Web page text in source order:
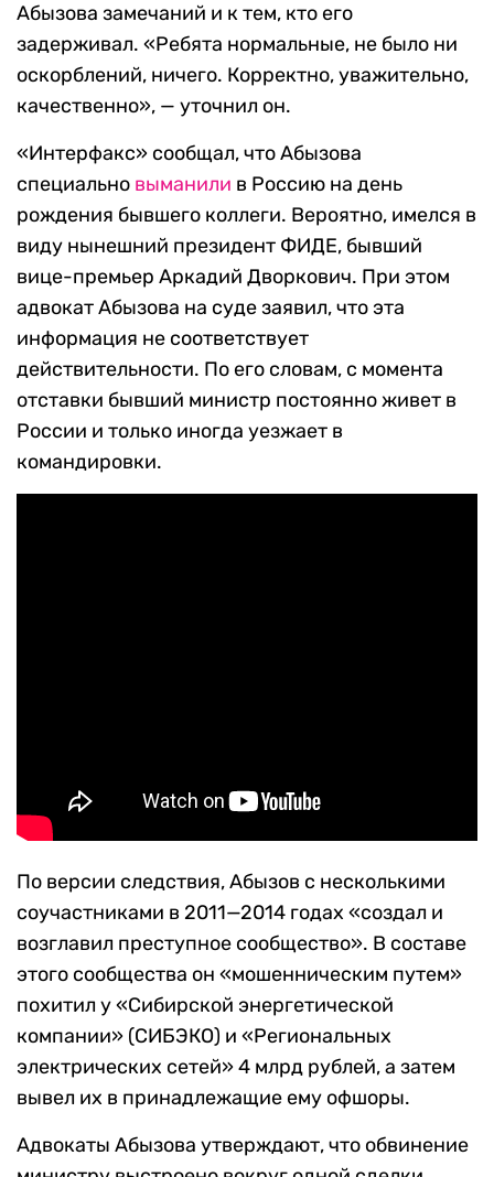
Абызова замечаний и к тем, кто его
задерживал. «Ребята нормальные, не было ни
оскорблений, ничего. Корректно, уважительно,
качественно», — уточнил он.
«Интерфакс» сообщал, что Абызова
специально выманили в Россию на день
рождения бывшего коллеги. Вероятно, имелся в
виду нынешний президент ФИДЕ, бывший
вице-премьер Аркадий Дворкович. При этом
адвокат Абызова на суде заявил, что эта
информация не соответствует
действительности. По его словам, с момента
отставки бывший министр постоянно живет в
России и только иногда уезжает в
командировки.
По версии следствия, Абызов с несколькими
соучастниками в 2011—2014 годах «создал и
возглавил преступное сообщество». В составе
этого сообщества он «мошенническим путем»
похитил у «Сибирской энергетической
компании» (СИБЭКО) и «Региональных
электрических сетей» 4 млрд рублей, а затем
вывел их в принадлежащие ему офшоры.
Адвокаты Абызова утверждают, что обвинение